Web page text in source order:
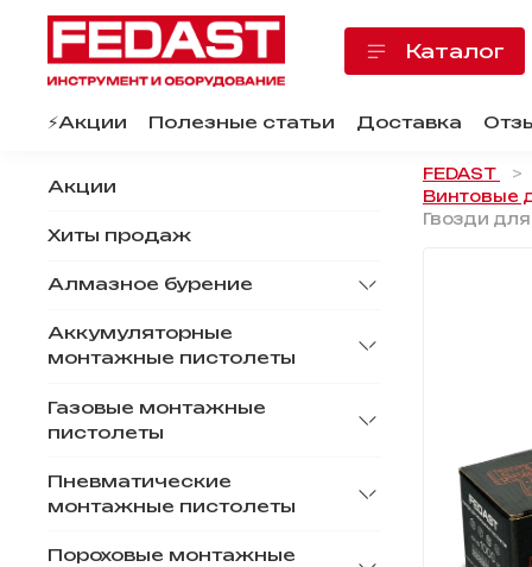
Каталог
⚡️Акции Полезные статьи Доставка
FEDAST
Винтовые
Гвозди
Акции
Хиты продаж
Алмазное бурение
Аккумуляторные
монтажные пистолеты
Газовые монтажные
пистолеты
Пневматические
монтажные пистолеты
Пороховые монтажные